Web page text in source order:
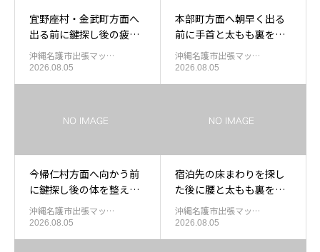
宜野座村・金武町方面へ
出る前に鍵探し後の疲れ
を休めたい方へ
沖縄名護市出張マッ…
2026.08.05
本部町方面へ朝早く出る
前に手首と太もも裏を休
めたい方へ
沖縄名護市出張マッ…
2026.08.05
今帰仁村方面へ向かう前
に鍵探し後の体を整えた
い方へ
沖縄名護市出張マッ…
2026.08.05
宿泊先の床まわりを探し
た後に腰と太もも裏を休
めたい方へ
沖縄名護市出張マッ…
2026.08.05